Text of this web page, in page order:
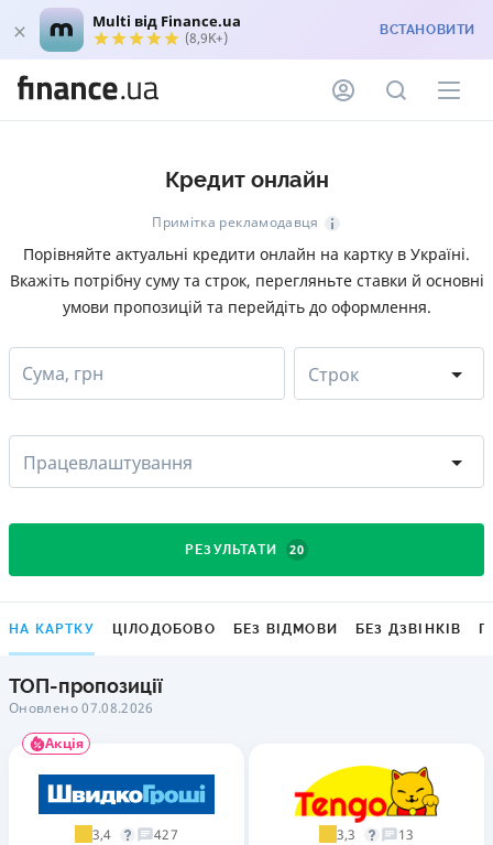
Multi від Finance.ua
(8,9K+) ВСТАНОВИТИ
Кредит онлайн
Примітка рекламодавця
Порівняйте актуальні кредити онлайн на картку в Україні.
Вкажіть потрібну суму та строк, перегляньте ставки й основні
умови пропозицій та перейдіть до оформлення.
Сума, грн Строк
Працевлаштування
РЕЗУЛЬТАТИ 20
НА КАРТКУ ЦІЛОДОБОВО БЕЗ ВІДМОВИ БЕЗ ДЗВІНКІВ
ТОП-пропозиції
Оновлено 07.08.2026
Акція
3,4 427 3,3 13